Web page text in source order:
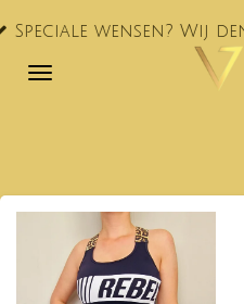
Ga
naar
Wij denken graag